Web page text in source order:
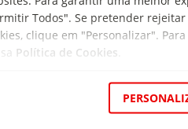
Todos". Se pretender
clique em "Personalizar".
Política de Cookies